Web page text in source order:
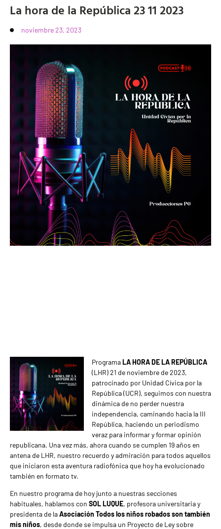
La hora de la República 23 11 2023
noviembre 23, 2023
ProgramaLA HORA DE LA REPÚBLICA
(LHR) 21 de noviembre de 2023,
patrocinado por Unidad Cívica por la
República (UCR), seguimos con nuestra
dinámica de no perder nuestra
independencia, caminando hacia la III
República, haciendo un periodismo
veraz para informar y formar opinión
republicana. Una vez más, ahora cuando se cumplen 19 años en
antena de LHR, nuestro recuerdo y admiración para todos aquellos
que iniciaron esta aventura radiofónica que hoy ha evolucionado
también en formato tv.
En nuestro programa de hoy junto a nuestras secciones
habituales, hablamos con SOL LUQUE, profesora universitaria y
presidenta de laAsociación Todos los niños robados son también
mis niños, desde donde se impulsa un Proyecto de Ley sobre